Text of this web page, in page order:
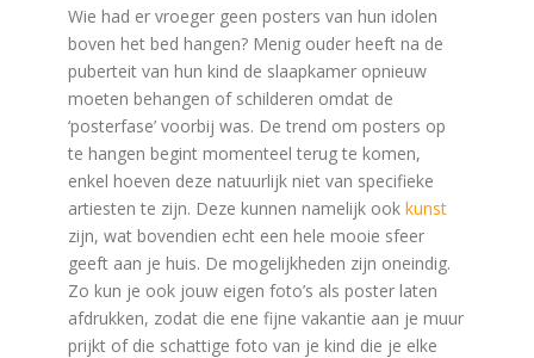
Wie had er vroeger geen posters van hun idolen
boven het bed hangen? Menig ouder heeft na de
puberteit van hun kind de slaapkamer opnieuw
moeten behangen of schilderen omdat de
‘posterfase’ voorbij was. De trend om posters op
te hangen begint momenteel terug te komen,
enkel hoeven deze natuurlijk niet van specifieke
artiesten te zijn. Deze kunnen namelijk ookkunst
zijn, wat bovendien echt een hele mooie sfeer
geeft aan je huis. De mogelijkheden zijn oneindig.
Zo kun je ook jouw eigen foto’s als poster laten
afdrukken, zodat die ene fijne vakantie aan je muur
prijkt of die schattige foto van je kind die je elke